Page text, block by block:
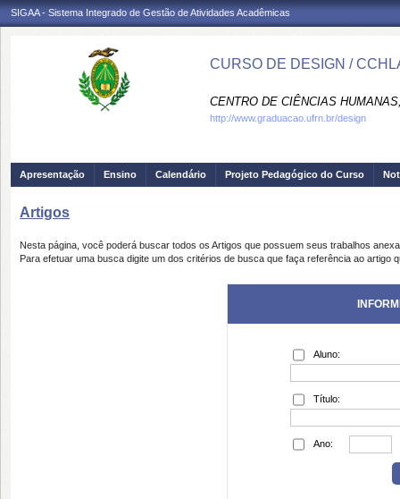
SIGAA - Sistema Integrado de Gestão de Atividades Acadêmicas
CURSO DE DESIGN /
CENTRO DE CIÊNCIAS
http://www.graduacao.ufrn.br/design
Apresentação Ensino Calendário Projeto Pedagógico do Curso
Artigos
Nesta página, você poderá buscar todos os Artigos que possuem seus trabalhos
Para efetuar uma busca digite um dos critérios de busca que faça referência ao artigo
Aluno:
Título:
Ano: